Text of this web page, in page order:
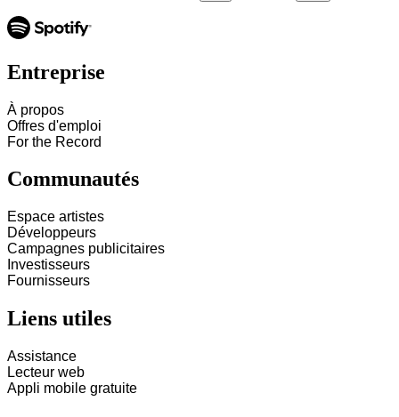
Entreprise
À propos
Offres d'emploi
For the Record
Communautés
Espace artistes
Développeurs
Campagnes publicitaires
Investisseurs
Fournisseurs
Liens utiles
Assistance
Lecteur web
Appli mobile gratuite